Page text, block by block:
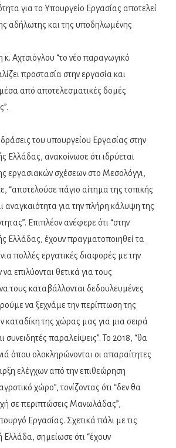
για το Υπουργείο Εργασίας αποτελεί
αδήλωτης και της υποδηλωμένης
κ. Αχτσιόγλου “το νέο παραγωγικό
προστασία στην εργασία και
από αποτελεσματικές δομές
του υπουργείου Εργασίας στην
Ελλάδας, ανακοίνωσε ότι ιδρύεται
εργασιακών σχέσεων στο Μεσολόγγι,
“αποτελούσε πάγιο αίτημα της τοπικής
αναγκαιότητα για την πλήρη κάλυψη της
Επιπλέον ανέφερε ότι “στην
Ελλάδας, έχουν πραγματοποιηθεί τα
πολλές εργατικές διαφορές με την
επιλύονται θετικά για τους
τους καταβάλλονται δεδουλευμένες
να ξεχνάμε την περίπτωση της
καταδίκη της χώρας μας για μια σειρά
συνειδητές παραλείψεις”. Το 2018, “θα
όπου ολοκληρώνονται οι απαραίτητες
ελέγχων από την επιθεώρηση
χώρο”, τονίζοντας ότι “δεν θα
σε περιπτώσεις Μανωλάδας”,
Εργασίας. Σχετικά πάλι με τις
Ελλάδα, σημείωσε ότι “έχουν